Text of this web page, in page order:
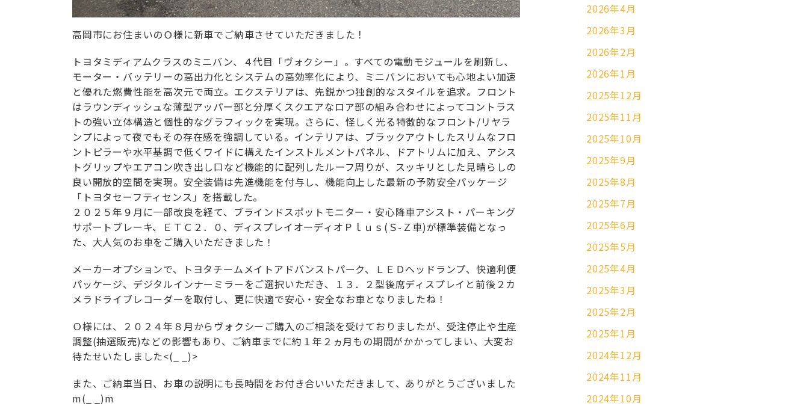
高岡市にお住まいのＯ様に新車でご納車させていただきました！
トヨタミディアムクラスのミニバン、４代目「ヴォクシー」。すべての電動モジュールを刷新し、
モーター・バッテリーの高出力化とシステムの高効率化により、ミニバンにおいても心地よい加速
と優れた燃費性能を高次元で両立。エクステリアは、先鋭かつ独創的なスタイルを追求。フロント
はラウンディッシュな薄型アッパー部と分厚くスクエアなロア部の組み合わせによってコントラス
トの強い立体構造と個性的なグラフィックを実現。さらに、怪しく光る特徴的なフロント/リヤラ
ンプによって夜でもその存在感を強調している。インテリアは、ブラックアウトしたスリムなフロ
ントピラーや水平基調で低くワイドに構えたインストルメントパネル、ドアトリムに加え、アシス
トグリップやエアコン吹き出し口など機能的に配列したルーフ周りが、スッキリとした見晴らしの
良い開放的空間を実現。安全装備は先進機能を付与し、機能向上した最新の予防安全パッケージ
「トヨタセーフティセンス」を搭載した。
２０２５年９月に一部改良を経て、ブラインドスポットモニター・安心降車アシスト・パーキング
サポートブレーキ、ＥＴＣ２．０、ディスプレイオーディオＰｌｕｓ(Ｓ-Ｚ車)が標準装備となっ
た、大人気のお車をご購入いただきました！
メーカーオプションで、トヨタチームメイトアドバンストパーク、ＬＥＤヘッドランプ、快適利便
パッケージ、デジタルインナーミラーをご選択いただき、１３．２型後席ディスプレイと前後２カ
メラドライブレコーダーを取付し、更に快適で安心・安全なお車となりましたね！
Ｏ様には、２０２４年８月からヴォクシーご購入のご相談を受けておりましたが、受注停止や生産
調整(抽選販売)などの影響もあり、ご納車までに約１年２ヵ月もの期間がかかってしまい、大変お
待たせいたしました<(_ _)>
また、ご納車当日、お車の説明にも長時間をお付き合いいただきまして、ありがとうございました
m(_ _)m
2026年4月
2026年3月
2026年2月
2026年1月
2025年12月
2025年11月
2025年10月
2025年9月
2025年8月
2025年7月
2025年6月
2025年5月
2025年4月
2025年3月
2025年2月
2025年1月
2024年12月
2024年11月
2024年10月